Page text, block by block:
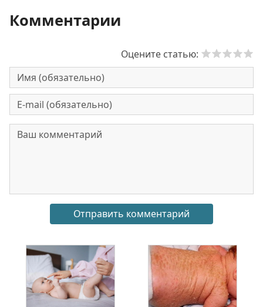
Комментарии
Оцените статью: